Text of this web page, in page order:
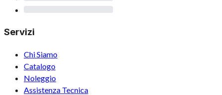
Servizi
Chi Siamo
Catalogo
Noleggio
Assistenza Tecnica